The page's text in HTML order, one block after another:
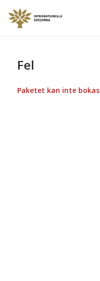
Fel
Paketet kan inte bokas